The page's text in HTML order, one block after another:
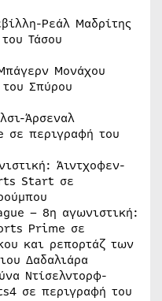
Ρεάλ Μαδρίτης
Τάσου
Μονάχου
Σπύρου
Άρσεναλ
σε περιγραφή του
Άιντχοφεν-
Start σε
– 8η αγωνιστική:
Prime σε
και ρεπορτάζ των
Δαδαλιάρα
Ντίσελντορφ-
σε περιγραφή του